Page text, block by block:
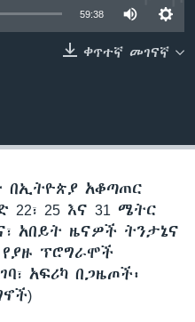
59:38
ቀጥተኛ መገናኛ
በኢትዮጵያ አቆጣጠር
25 እና 31 ሜትር
አበይት ዜናዎች ትንታኔና
ፕሮግራሞች
አፍሪካ በጋዜጦች፡